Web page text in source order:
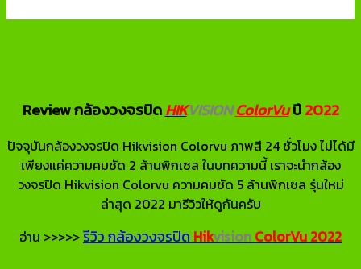
Review กล้องวงจรปิดHIKVISIONColorVuปี2022
ปัจจุบันกล้องวงจรปิด Hikvision Colorvu ภาพสี 24 ชั่วโมง ไม่ได้มี
เพียงแค่ความคมชัด 2 ล้านพิกเซล ในบทความนี้ เราจะนำกล้อง
วงจรปิด Hikvision Colorvu ความคมชัด 5 ล้านพิกเซล รุ่นใหม่
ล่าสุด 2022 มารีวิวให้ดูกันครับ
อ่าน >>>>>รีวิว กล้องวงจรปิด HikvisionColorVu2022